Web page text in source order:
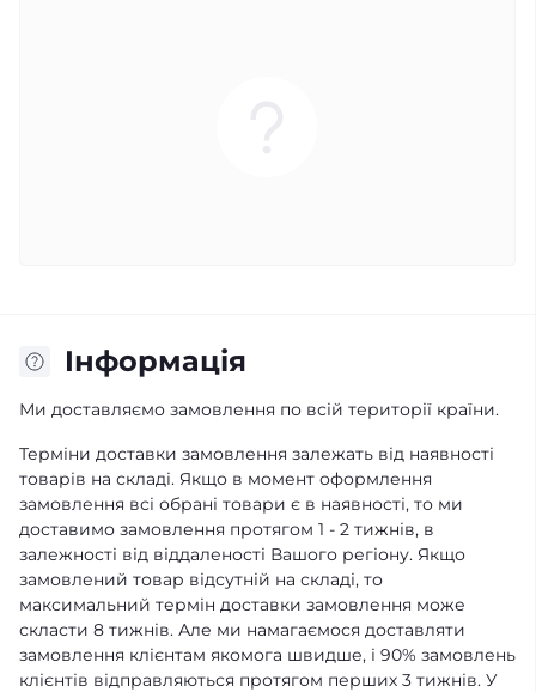
Iнформація
Ми доставляємо замовлення по всій території країни.
Терміни доставки замовлення залежать від наявності
товарів на складі. Якщо в момент оформлення
замовлення всі обрані товари є в наявності, то ми
доставимо замовлення протягом 1 - 2 тижнів, в
залежності від віддаленості Вашого регіону. Якщо
замовлений товар відсутній на складі, то
максимальний термін доставки замовлення може
скласти 8 тижнів. Але ми намагаємося доставляти
замовлення клієнтам якомога швидше, і 90% замовлень
клієнтів відправляються протягом перших 3 тижнів. У